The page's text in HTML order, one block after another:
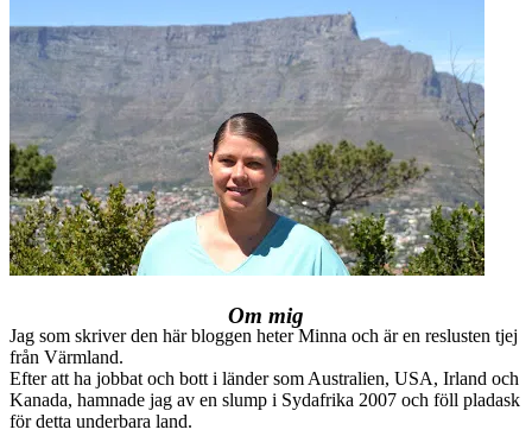
Om mig
Jag som skriver den här bloggen heter Minna och är en reslusten tjej
från Värmland.
Efter att ha jobbat och bott i länder som Australien, USA, Irland och
Kanada, hamnade jag av en slump i Sydafrika 2007 och föll pladask
för detta underbara land.